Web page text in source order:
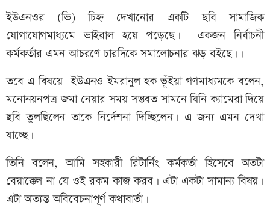
ইউএনওর (ভি) চিহ্ন দেখানোর একটি ছবি সামাজিক
যোগাযোগমাধ্যমে ভাইরাল হয়ে পড়েছে। একজন নির্বাচনী
কর্মকর্তার এমন আচরণে চারদিকে সমালোচনার ঝড় বইছে।।
তবে এ বিষয়ে ইউএনও ইমরানুল হক ভূঁইয়া গণমাধ্যমকে বলেন,
মনোনয়নপত্র জমা নেয়ার সময় সম্ভবত সামনে যিনি ক্যামেরা দিয়ে
ছবি তুলছিলেন তাকে নির্দেশনা দিচ্ছিলেন। এ জন্য এমন দেখা
যাচ্ছে।
তিনি বলেন, আমি সহকারী রিটার্নিং কর্মকর্তা হিসেবে অতটা
বেয়াক্কেল না যে ওই রকম কাজ করব। এটা একটা সামান্য বিষয়।
এটা অত্যন্ত অবিবেচনাপূর্ণ কথাবার্তা।